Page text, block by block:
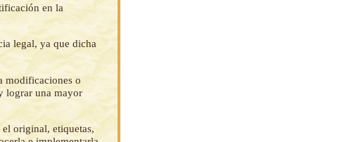
en la
legal, ya que dicha
modificaciones o
lograr una mayor
original, etiquetas,